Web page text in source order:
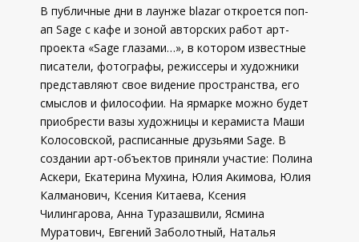
В публичные дни в лаунже blazar откроется поп-
ап Sage с кафе и зоной авторских работ арт-
проекта «Sage глазами…», в котором известные
писатели, фотографы, режиссеры и художники
представляют свое видение пространства, его
смыслов и философии. На ярмарке можно будет
приобрести вазы художницы и керамиста Маши
Колосовской, расписанные друзьями Sage. В
создании арт-объектов приняли участие: Полина
Аскери, Екатерина Мухина, Юлия Акимова, Юлия
Калманович, Ксения Китаева, Ксения
Чилингарова, Анна Туразашвили, Ясмина
Муратович, Евгений Заболотный, Наталья